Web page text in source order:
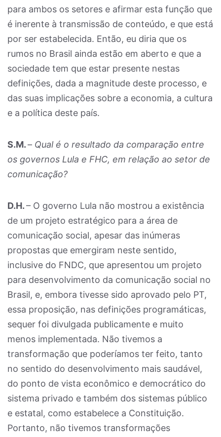
para ambos os setores e afirmar esta função que
é inerente à transmissão de conteúdo, e que está
por ser estabelecida. Então, eu diria que os
rumos no Brasil ainda estão em aberto e que a
sociedade tem que estar presente nestas
definições, dada a magnitude deste processo, e
das suas implicações sobre a economia, a cultura
e a política deste país.
S.M.– Qual é o resultado da comparação entre
os governos Lula e FHC, em relação ao setor de
comunicação?
D.H.– O governo Lula não mostrou a existência
de um projeto estratégico para a área de
comunicação social, apesar das inúmeras
propostas que emergiram neste sentido,
inclusive do FNDC, que apresentou um projeto
para desenvolvimento da comunicação social no
Brasil, e, embora tivesse sido aprovado pelo PT,
essa proposição, nas definições programáticas,
sequer foi divulgada publicamente e muito
menos implementada. Não tivemos a
transformação que poderíamos ter feito, tanto
no sentido do desenvolvimento mais saudável,
do ponto de vista econômico e democrático do
sistema privado e também dos sistemas público
e estatal, como estabelece a Constituição.
Portanto, não tivemos transformações